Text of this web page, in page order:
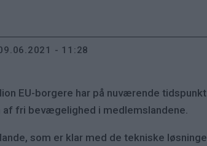
09.06.2021 - 11:28
EU-borgere har på nuværende
fri bevægelighed i medlemslandene.
som er klar med de tekniske